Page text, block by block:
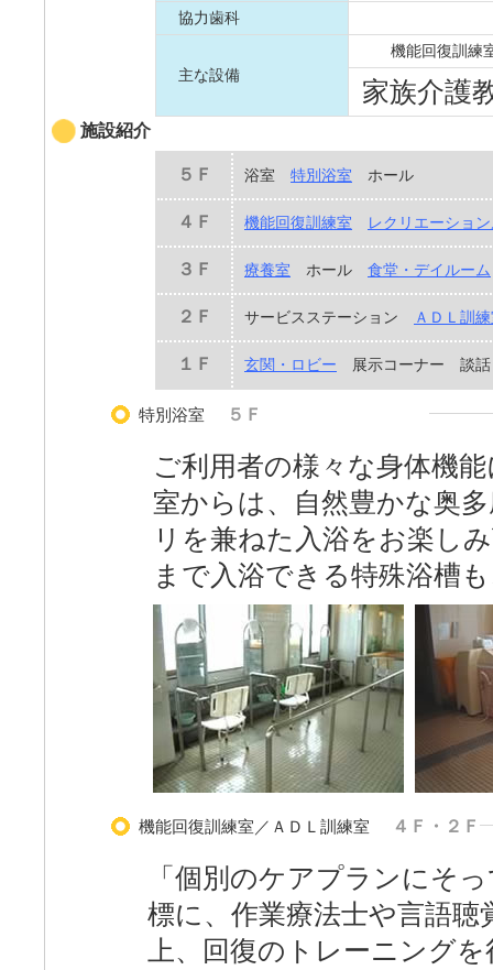
協力歯科
主な設備
機能回復訓練
家族介護
施設紹介
５Ｆ 浴室 特別浴室 ホール
４Ｆ 機能回復訓練室 レクリエーショ
３Ｆ 療養室 ホール 食堂・デイルーム
２Ｆ サービスステーション ＡＤＬ訓
１Ｆ 玄関・ロビー 展示コーナー 談話
特別浴室 ５Ｆ
ご利用者の様々な身体機
室からは、自然豊かな奥
リを兼ねた入浴をお楽し
まで入浴できる特殊浴槽
機能回復訓練室／ＡＤＬ訓練室 ４Ｆ・２Ｆ
「個別のケアプランにそ
標に、作業療法士や言語
上、回復のトレーニング